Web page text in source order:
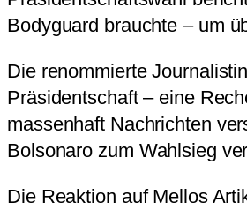
Bodyguard brauchte – um
Die renommierte
Präsidentschaft – eine
massenhaft Nachrichten
Bolsonaro zum Wahlsieg
Die Reaktion auf Mellos